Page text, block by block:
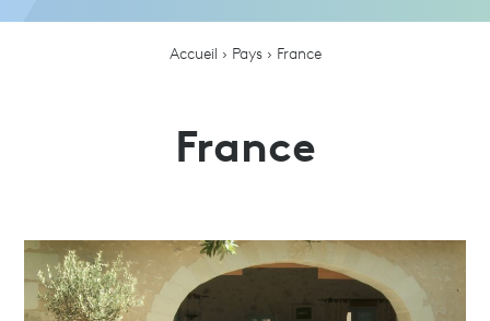
Accueil Pays France
France